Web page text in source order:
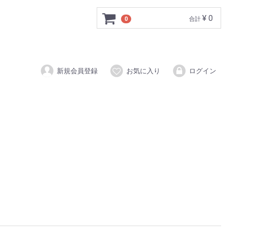
0 合計 ¥ 0
新規会員登録 お気に入り ログイン